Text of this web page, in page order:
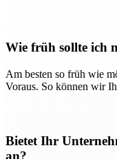
Wie früh sollte ich
Am besten so früh wie
Voraus. So können wir
Bietet Ihr
an?